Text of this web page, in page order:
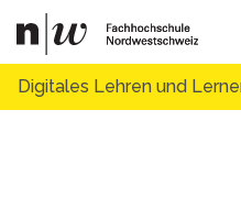
Digitales Lehren und